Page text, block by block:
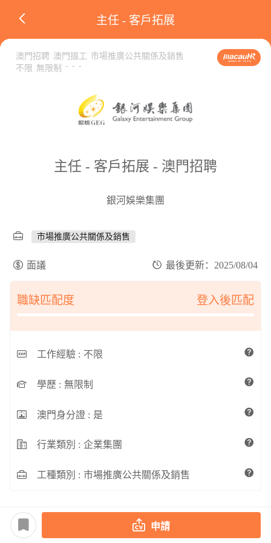
主任 - 客戶拓展
澳門招聘 澳門搵工 市場推廣公共關係及銷售
不限 無限制 - - -
主任 - 客戶拓展 - 澳門招聘
銀河娛樂集團
市場推廣公共關係及銷售
面議 最後更新：2025/08/04
職缺匹配度 登入後匹配
工作經驗 : 不限
學歷 : 無限制
澳門身分證 : 是
行業類別 : 企業集團
工種類別 : 市場推廣公共關係及銷售
申請